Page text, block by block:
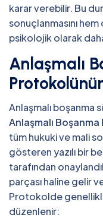
karar verebilir. Bu
sonuçlanmasını
psikolojik olarak daha
Anlaşmalı
Anlaşmalı boşanma
Anlaşmalı
tüm hukuki ve mali
gösteren yazılı bir
tarafından
parçası haline gelir
Protokolde
düzenlenir: